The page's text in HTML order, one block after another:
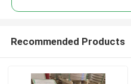
Recommended Products